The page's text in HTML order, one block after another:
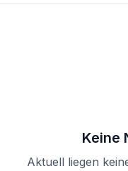
Keine
Aktuell liegen